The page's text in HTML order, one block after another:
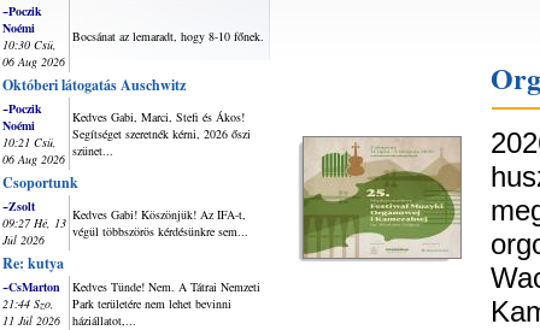
~Poczik
Noémi
10:30 Csü,
06 Aug 2026
Bocsánat az lemaradt, hogy 8-10 főnek.
Októberi látogatás Auschwitz
~Poczik
Noémi
10:21 Csü,
06 Aug 2026
Kedves Gabi, Marci, Stefi és Ákos!
Segítséget szeretnék kérni, 2026 őszi
szünet...
Csoportunk
~Zsolt
09:27 Hé, 13
Júl 2026
Kedves Gabi! Köszönjük! Az IFA-t,
végül többszörös kérdésünkre sem...
Re: kutya
~CsMarton
21:44 Szo,
11 Júl 2026
Kedves Tünde! Nem. A Tátrai Nemzeti
Park területére nem lehet bevinni
háziállatot,...